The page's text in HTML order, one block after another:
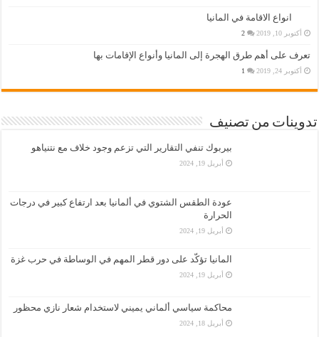
انواع الاقامة في المانيا
أكتوبر 10, 2019 2
تعرف على أهم طرق الهجرة إلى المانيا وأنواع الإقامات بها
أكتوبر 24, 2019 1
تدوينات من تصنيف
بيربوك تنفي التقارير التي تزعم وجود خلاف مع نتنياهو
أبريل 19, 2024
عودة الطقس الشتوي في ألمانيا بعد ارتفاع كبير في درجات
الحرارة
أبريل 19, 2024
المانيا تؤكّد على دور قطر المهم في الوساطة في حرب غزة
أبريل 19, 2024
محاكمة سياسي ألماني يميني لاستخدام شعار نازي محظور
أبريل 18, 2024